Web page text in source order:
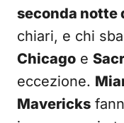
seconda notte
chiari, e chi
Chicago e
eccezione.
Mavericks